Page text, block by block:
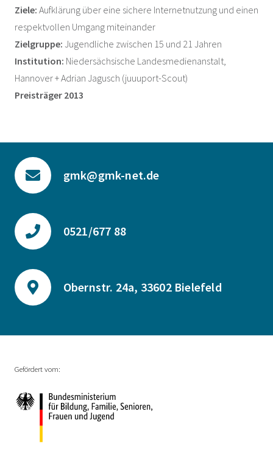
Ziele: Aufklärung über eine sichere Internetnutzung und einen
respektvollen Umgang miteinander
Zielgruppe: Jugendliche zwischen 15 und 21 Jahren
Institution: Niedersächsische Landesmedienanstalt,
Hannover + Adrian Jagusch (juuuport-Scout)
Preisträger 2013
gmk@gmk-net.de
0521/677 88
Obernstr. 24a, 33602 Bielefeld
Gefördert vom: